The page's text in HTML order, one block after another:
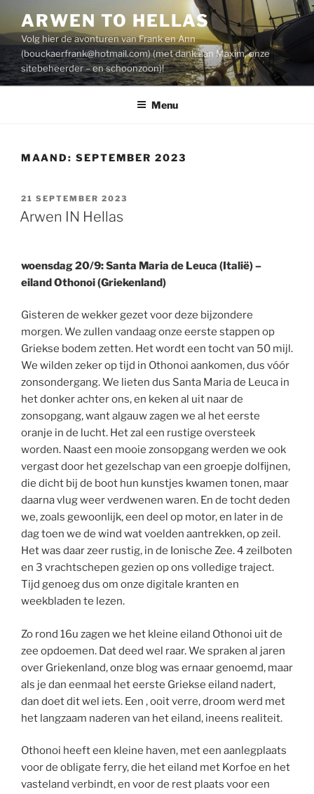
inhoud
ARWEN TO HELLAS
Volg hier de avonturen van Frank en Ann
(bouckaerfrank@hotmail.com) (met dank aan Maxim, onze
sitebeheerder – en schoonzoon)!
Menu
MAAND: SEPTEMBER 2023
GEPLAATST
OP
21 SEPTEMBER 2023
Arwen IN Hellas
woensdag 20/9: Santa Maria de Leuca (Italië) –
eiland Othonoi (Griekenland)
Gisteren de wekker gezet voor deze bijzondere
morgen. We zullen vandaag onze eerste stappen op
Griekse bodem zetten. Het wordt een tocht van 50 mijl.
We wilden zeker op tijd in Othonoi aankomen, dus vóór
zonsondergang. We lieten dus Santa Maria de Leuca in
het donker achter ons, en keken al uit naar de
zonsopgang, want algauw zagen we al het eerste
oranje in de lucht. Het zal een rustige oversteek
worden. Naast een mooie zonsopgang werden we ook
vergast door het gezelschap van een groepje dolfijnen,
die dicht bij de boot hun kunstjes kwamen tonen, maar
daarna vlug weer verdwenen waren. En de tocht deden
we, zoals gewoonlijk, een deel op motor, en later in de
dag toen we de wind wat voelden aantrekken, op zeil.
Het was daar zeer rustig, in de Ionische Zee. 4 zeilboten
en 3 vrachtschepen gezien op ons volledige traject.
Tijd genoeg dus om onze digitale kranten en
weekbladen te lezen.
Zo rond 16u zagen we het kleine eiland Othonoi uit de
zee opdoemen. Dat deed wel raar. We spraken al jaren
over Griekenland, onze blog was ernaar genoemd, maar
als je dan eenmaal het eerste Griekse eiland nadert,
dan doet dit wel iets. Een , ooit verre, droom werd met
het langzaam naderen van het eiland, ineens realiteit.
Othonoi heeft een kleine haven, met een aanlegplaats
voor de obligate ferry, die het eiland met Korfoe en het
vasteland verbindt, en voor de rest plaats voor een